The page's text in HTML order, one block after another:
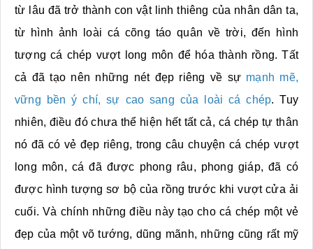
từ lâu đã trở thành con vật linh thiêng của nhân dân ta,
từ hình ảnh loài cá cõng táo quân về trời, đến hình
tượng cá chép vượt long môn để hóa thành rồng. Tất
cả đã tạo nên những nét đẹp riêng về sự mạnh mẽ,
vững bền ý chí, sự cao sang của loài cá chép. Tuy
nhiên, điều đó chưa thể hiện hết tất cả, cá chép tự thân
nó đã có vẻ đẹp riêng, trong câu chuyện cá chép vượt
long môn, cá đã được phong râu, phong giáp, đã có
được hình tượng sơ bộ của rồng trước khi vượt cửa ải
cuối. Và chính những điều này tạo cho cá chép một vẻ
đẹp của một võ tướng, dũng mãnh, những cũng rất mỹ